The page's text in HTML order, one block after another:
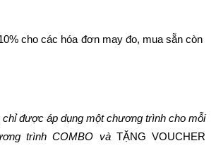
cho các hóa đơn may đo, mua sẵn còn
chỉ được áp dụng một chương trình cho mỗi
trình COMBO và TẶNG VOUCHER